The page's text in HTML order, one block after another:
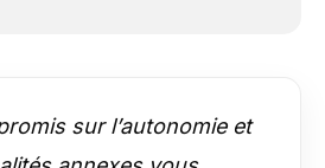
sur l’autonomie et